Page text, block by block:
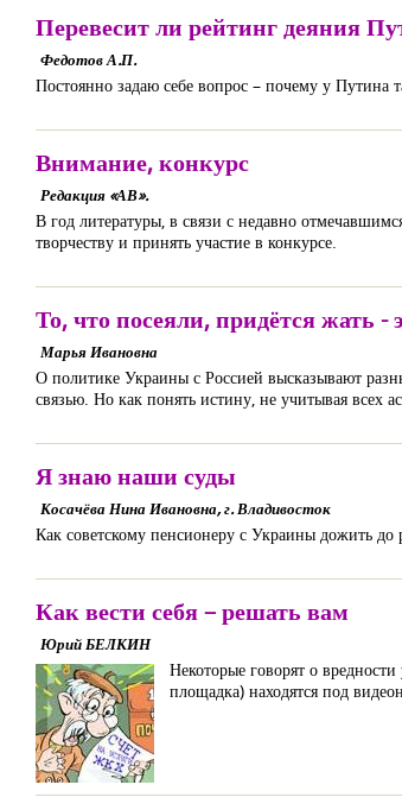
Перевесит ли рейтинг деяния
Федотов А.П.
Постоянно задаю себе вопрос – почему у Путина
Внимание, конкурс
Редакция «АВ».
В год литературы, в связи с недавно
творчеству и принять участие в конкурсе.
То, что посеяли, придётся жать -
Марья Ивановна
О политике Украины с Россией высказывают
связью. Но как понять истину, не учитывая всех
Я знаю наши суды
Косачёва Нина Ивановна, г. Владивосток
Как советскому пенсионеру с Украины дожить до
Как вести себя – решать вам
Юрий БЕЛКИН
Некоторые говорят о
площадка) находятся под